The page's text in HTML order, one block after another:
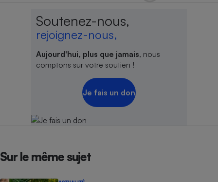
Soutenez-nous,
rejoignez-nous,
Aujourd'hui, plus que jamais, nous
comptons sur votre soutien !
Je fais un don
Sur le même sujet